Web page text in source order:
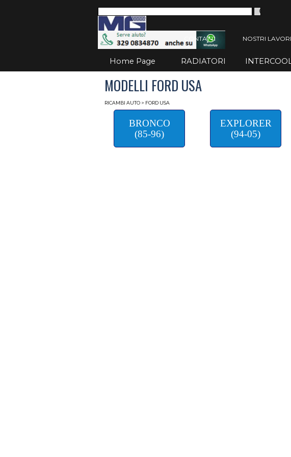
Salta menù
CONTATTI NOSTRI LAVORI
Home Page RADIATORI ▼
MODELLI FORD USA
RICAMBI AUTO> FORD USA
BRONCO
(85-96)
EXPLORER
(94-05)